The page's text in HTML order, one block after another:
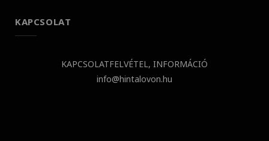
KAPCSOLAT
KAPCSOLATFELVÉTEL, INFORMÁCIÓ
info@hintalovon.hu